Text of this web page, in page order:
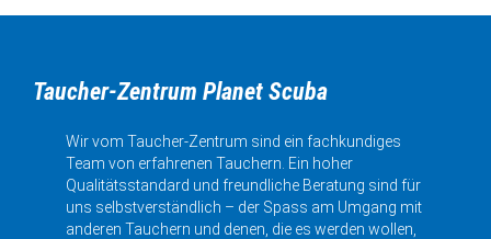
Taucher-Zentrum Planet Scuba
Wir vom Taucher-Zentrum sind ein fachkundiges
Team von erfahrenen Tauchern. Ein hoher
Qualitätsstandard und freundliche Beratung sind für
uns selbstverständlich – der Spass am Umgang mit
anderen Tauchern und denen, die es werden wollen,